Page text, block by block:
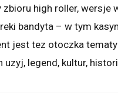
high roller, wersje
bandyta – w tym
jest tez otoczka
legend, kultur,